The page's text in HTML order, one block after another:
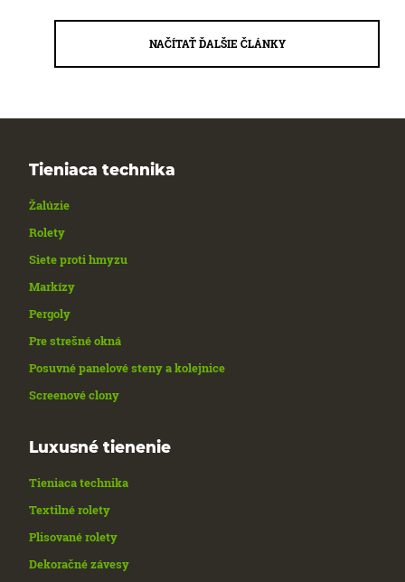
NAČÍTAŤ ĎALŠIE ČLÁNKY
Tieniaca technika
Žalúzie
Rolety
Siete proti hmyzu
Markízy
Pergoly
Pre strešné okná
Posuvné panelové steny a kolejnice
Screenové clony
Luxusné tienenie
Tieniaca technika
Textilné rolety
Plisované rolety
Dekoračné závesy